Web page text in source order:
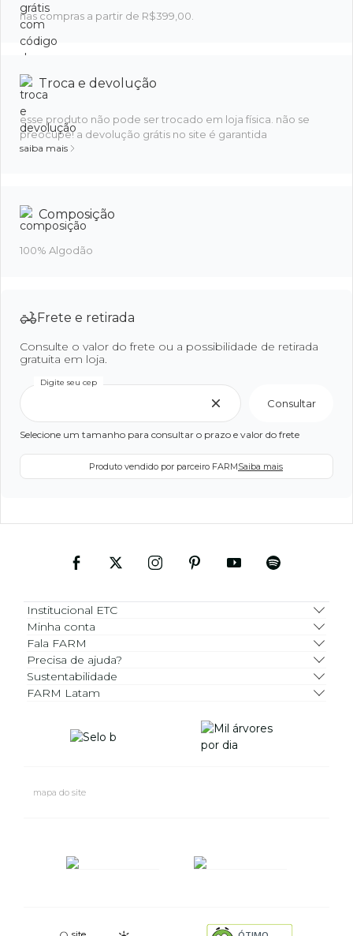
nas compras a partir de R$399,00.
Troca e devolução
esse produto não pode ser trocado em loja física. não se
preocupe! a devolução grátis no site é garantida
saiba mais
Composição
100% Algodão
Frete e retirada
Consulte o valor do frete ou a possibilidade de retirada
gratuita em loja.
Digite seu cep
Consultar
Selecione um tamanho para consultar o prazo e valor do frete
Produto vendido por parceiro FARMSaiba mais
Institucional ETC
Minha conta
Fala FARM
Precisa de ajuda?
Sustentabilidade
FARM Latam
mapa do site